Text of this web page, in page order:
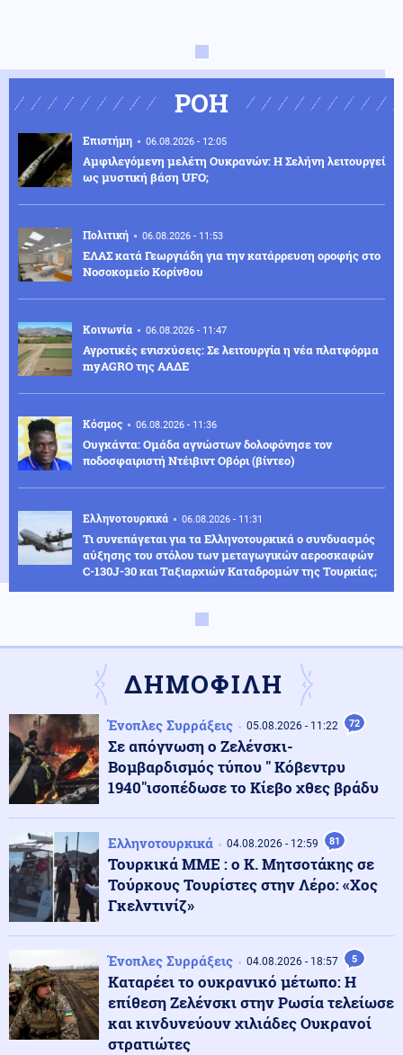
ΡΟΗ
Επιστήμη 06.08.2026 - 12:05
Αμφιλεγόμενη μελέτη Ουκρανών: Η Σελήνη λειτουργεί
ως μυστική βάση UFO;
Πολιτική 06.08.2026 - 11:53
ΕΛΑΣ κατά Γεωργιάδη για την κατάρρευση οροφής στο
Νοσοκομείο Κορίνθου
Κοινωνία 06.08.2026 - 11:47
Αγροτικές ενισχύσεις: Σε λειτουργία η νέα πλατφόρμα
myAGRO της ΑΑΔΕ
Κόσμος 06.08.2026 - 11:36
Ουγκάντα: Ομάδα αγνώστων δολοφόνησε τον
ποδοσφαιριστή Ντέιβιντ Οβόρι (βίντεο)
Ελληνοτουρκικά 06.08.2026 - 11:31
Τι συνεπάγεται για τα Ελληνοτουρκικά ο συνδυασμός
αύξησης του στόλου των μεταγωγικών αεροσκαφών
C-130J-30 και Ταξιαρχιών Καταδρομών της Τουρκίας;
Κόσμος
Η Μόσχα δηλώνει ότι κατέρριψε 605 ουκρανικά drones
τη νύχτα
Κόσμος
δάκτυλο»
Κόσμος 06.08.2026 - 11:06
Η Ρωσία απορρίπτει τις κατηγορίες για στρατολόγηση
Κολομβιανών μισθοφόρων
Κοινωνία 06.08.2026 - 10:56
Πυρκαγιές: Άμεσα οι μελέτες - Μέχρι Δεκέμβρη τα
αντιπλημμυρικά έργα (βίντεο)
ΔΗΜΟΦΙΛΗ
Ένοπλες Συρράξεις 05.08.2026 - 11:22 72
Σε απόγνωση ο Ζελένσκι-
Βομβαρδισμός τύπου " Κόβεντρυ
1940"ισοπέδωσε το Κίεβο χθες βράδυ
Ελληνοτουρκικά 04.08.2026 - 12:59 81
Τουρκικά ΜΜΕ : ο Κ. Μητσοτάκης σε
Τούρκους Τουρίστες στην Λέρο: «Χος
Γκελντινίζ»
Ένοπλες Συρράξεις 04.08.2026 - 18:57 5
Καταρέει το ουκρανικό μέτωπο: Η
επίθεση Ζελένσκι στην Ρωσία τελείωσε
και κινδυνεύουν χιλιάδες Ουκρανοί
στρατιώτες